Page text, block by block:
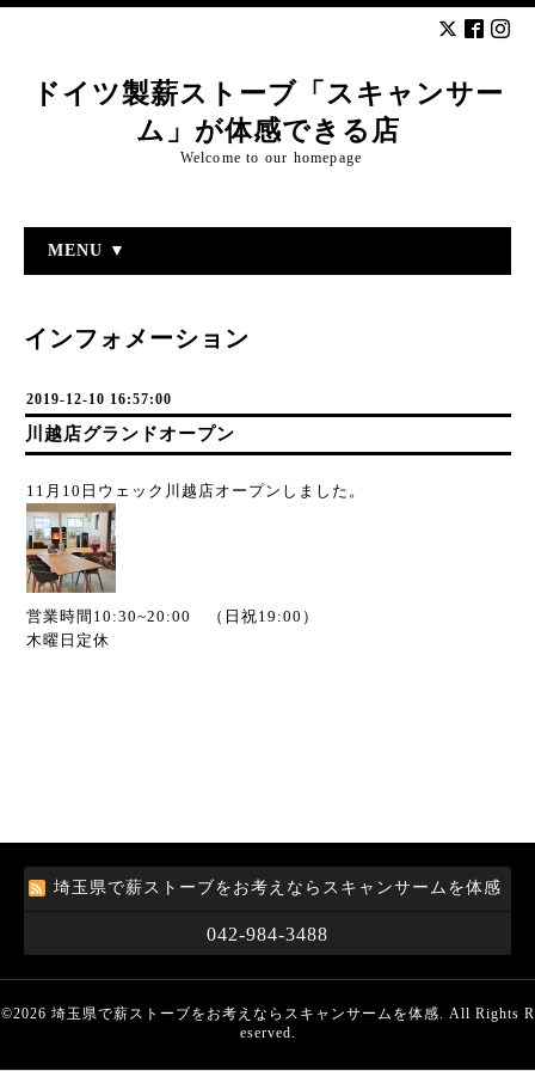
ドイツ製薪ストーブ「スキャンサー
ム」が体感できる店
Welcome to our homepage
MENU ▼
インフォメーション
2019-12-10 16:57:00
川越店グランドオープン
11月10日ウェック川越店オープンしました。
営業時間10:30~20:00 （日祝19:00）
木曜日定休
埼玉県で薪ストーブをお考えならスキャンサームを体感
042-984-3488
©2026 埼玉県で薪ストーブをお考えならスキャンサームを体感. All Rights R
eserved.